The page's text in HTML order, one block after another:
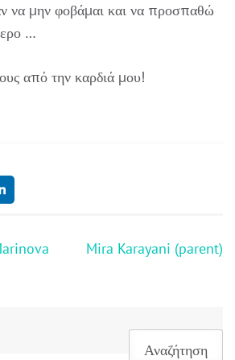
να μην φοβάμαι και να προσπαθώ
…
από την καρδιά μου!
Mira Karayani (parent)
Αναζήτηση